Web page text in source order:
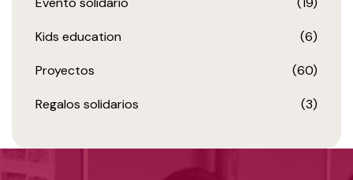
Kids education (6)
Proyectos (60)
Regalos solidarios (3)